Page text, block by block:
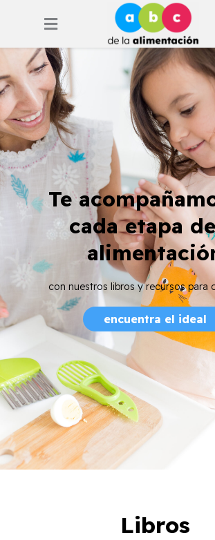
Te
cada etapa
con nuestros libros y recursos para
encuentra el ideal
Libros